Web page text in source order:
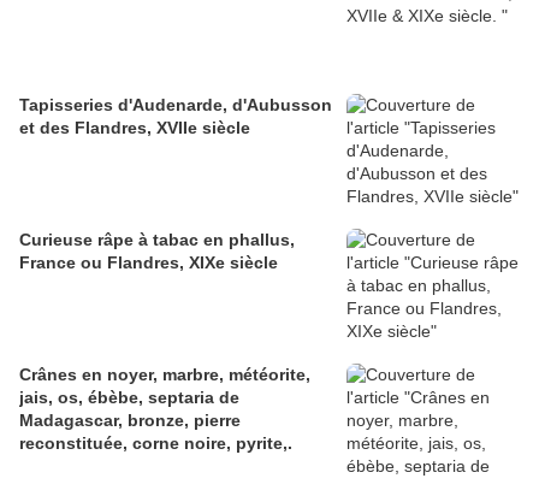
Tapisseries d'Audenarde, d'Aubusson
et des Flandres, XVIIe siècle
Curieuse râpe à tabac en phallus,
France ou Flandres, XIXe siècle
Crânes en noyer, marbre, météorite,
jais, os, ébèbe, septaria de
Madagascar, bronze, pierre
reconstituée, corne noire, pyrite,.